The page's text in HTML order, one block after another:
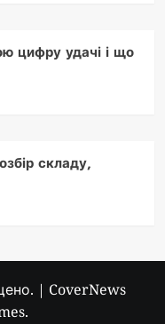
цифру удачі і що
складу,
| CoverNews